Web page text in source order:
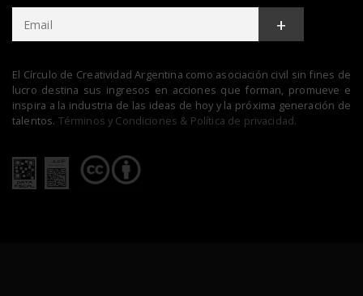
+
El Círculo de Creatividad Argentina como asociación civil sin fines de
lucro destina sus ingresos en acciones que forman, promueve e
inspira a la industria de las ideas de hoy y la próxima generación de
talentos. Términos y Condiciones & Política de privacidad.